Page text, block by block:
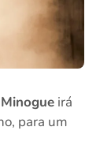
irá
para um